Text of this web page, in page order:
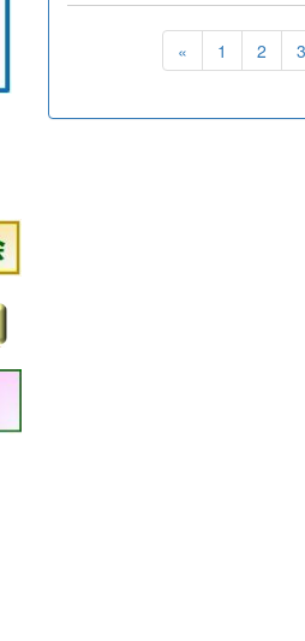
« 1 2 3